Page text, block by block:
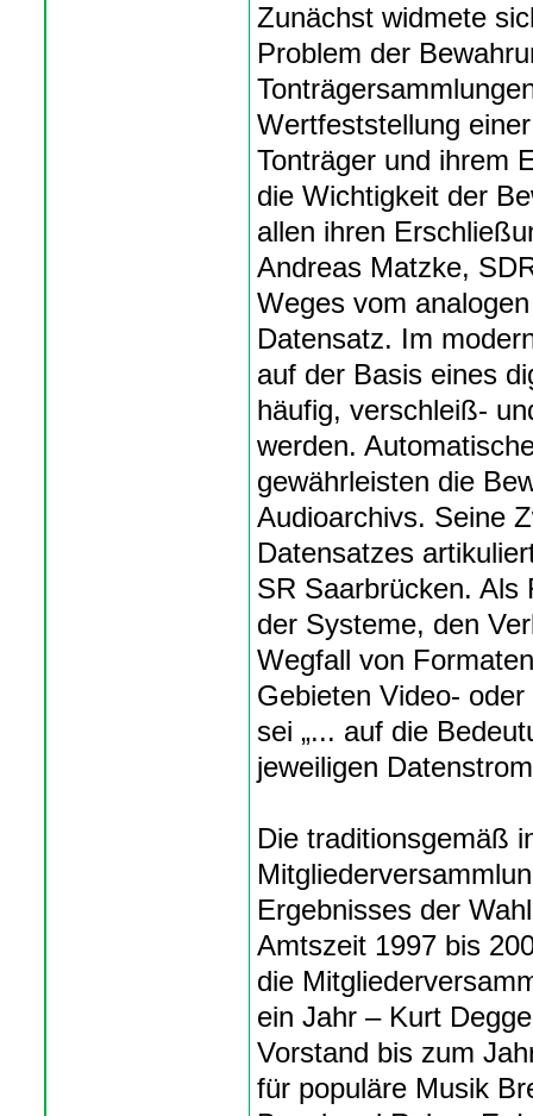
Zunächst widmete
Problem der
Wertfeststellung
Tonträger und ihrem
die Wichtigkeit der
allen ihren
Andreas Matzke,
Weges vom
Datensatz. Im
auf der Basis eines
häufig, verschleiß-
werden.
gewährleisten die
Audioarchivs. Seine
Datensatzes
SR Saarbrücken. Als
der Systeme, den
Wegfall von
Gebieten Video-
sei „... auf die
jeweiligen
Die traditionsgemäß
Ergebnisses der
Amtszeit 1997 bis
die
ein Jahr – Kurt
Vorstand bis zum
für populäre Musik